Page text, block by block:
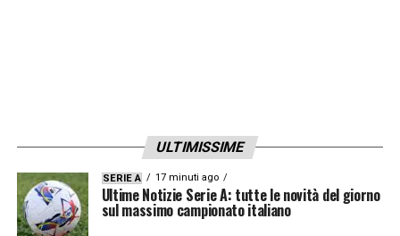
ULTIMISSIME
SERIE A 17 minuti ago
Ultime Notizie Serie A: tutte le novità del giorno
sul massimo campionato italiano